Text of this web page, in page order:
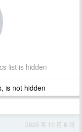
list is hidden
is not hidden
2025 年 10 月 8 日